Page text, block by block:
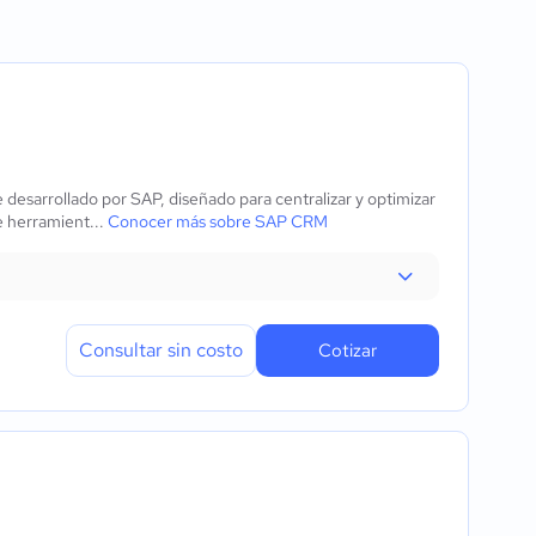
versiones
por SAP, diseñado para centralizar y optimizar
herramient... Conocer más sobre SAP CRM
Consultar sin costo Cotizar